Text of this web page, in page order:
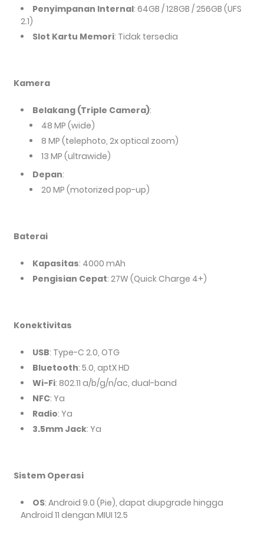
Penyimpanan Internal: 64GB / 128GB / 256GB (UFS
2.1)
Slot Kartu Memori: Tidak tersedia
Kamera
Belakang (Triple Camera):
48 MP (wide)
8 MP (telephoto, 2x optical zoom)
13 MP (ultrawide)
Depan:
20 MP (motorized pop-up)
Baterai
Kapasitas: 4000 mAh
Pengisian Cepat: 27W (Quick Charge 4+)
Konektivitas
USB: Type-C 2.0, OTG
Bluetooth: 5.0, aptX HD
Wi-Fi: 802.11 a/b/g/n/ac, dual-band
NFC: Ya
Radio: Ya
3.5mm Jack: Ya
Sistem Operasi
OS: Android 9.0 (Pie), dapat diupgrade hingga
Android 11 dengan MIUI 12.5